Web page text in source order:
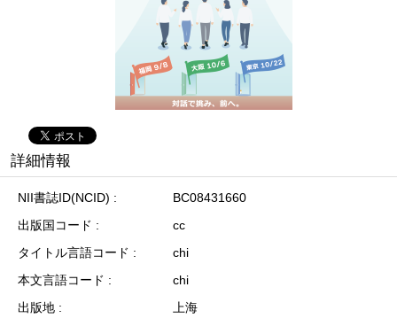
詳細情報
NII書誌ID(NCID)
BC08431660
出版国コード
cc
タイトル言語コード
chi
本文言語コード
chi
出版地
上海